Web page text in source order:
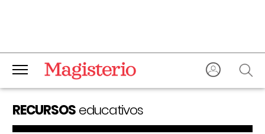
RECURSOSeducativos